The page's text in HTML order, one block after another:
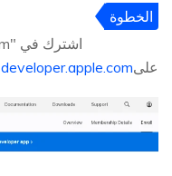
الخطوة
علىdeveloper.apple.com